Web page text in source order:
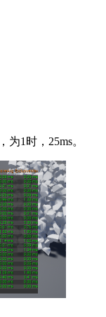
为1时，25ms。